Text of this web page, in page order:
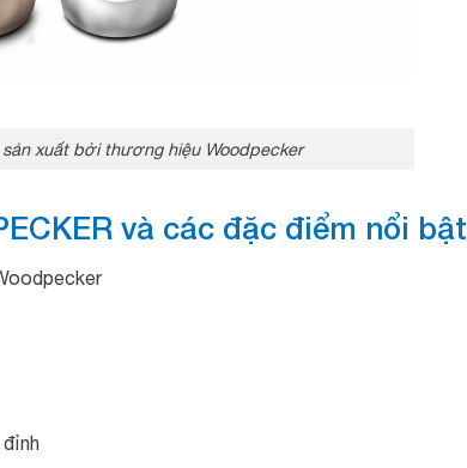
xuất bởi thương hiệu Woodpecker
và các đặc điểm nổi bật